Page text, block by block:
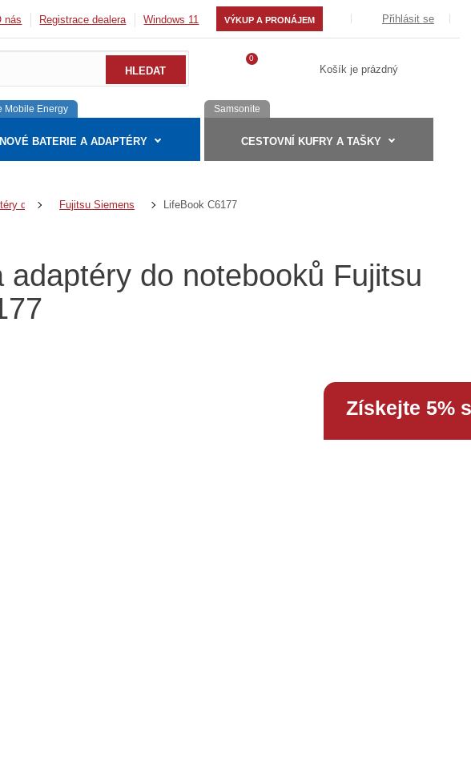
nás Registrace dealera Windows 11 VÝKUP A PRONÁJEM Přihlásit se
0
Košík je prázdný
Mobile Energy
NOVÉ BATERIE A ADAPTÉRY
Samsonite
CESTOVNÍ KUFRY A TAŠKY
do notebookůFujitsu Siemens LifeBook C6177
do notebooků Fujitsu
Získejte 5%